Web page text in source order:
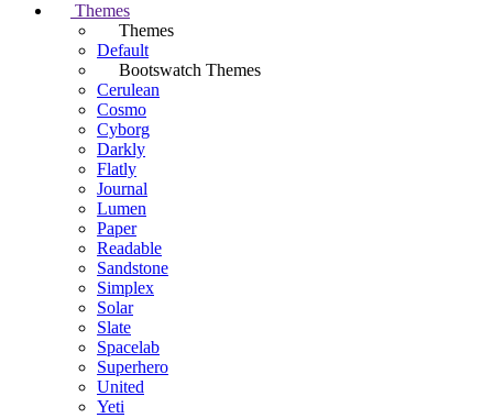
Themes
Themes
Default
Bootswatch Themes
Cerulean
Cosmo
Cyborg
Darkly
Flatly
Journal
Lumen
Paper
Readable
Sandstone
Simplex
Solar
Slate
Spacelab
Superhero
United
Yeti